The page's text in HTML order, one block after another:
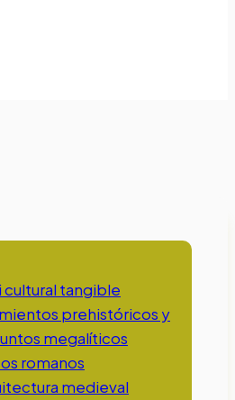
cultural tangible
prehistóricos y
megalíticos
romanos
medieval